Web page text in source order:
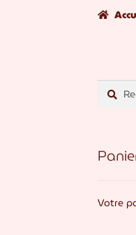
Votre